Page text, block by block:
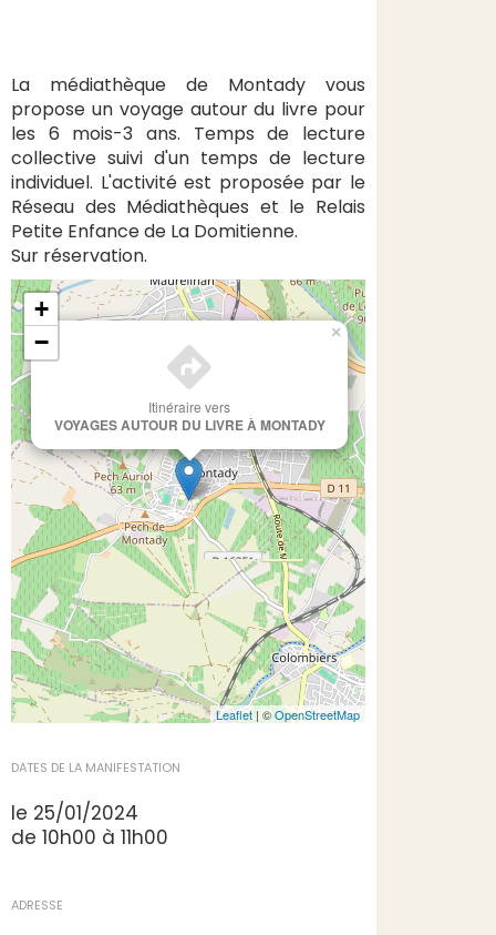
La médiathèque de Montady vous
propose un voyage autour du livre pour
les 6 mois-3 ans. Temps de lecture
collective suivi d'un temps de lecture
individuel. L'activité est proposée par le
Réseau des Médiathèques et le Relais
Petite Enfance de La Domitienne.
Sur réservation.
Itinéraire vers
VOYAGES AUTOUR DU LIVRE À MONTADY
×
+
−
Leaflet | ©OpenStreetMap
DATES DE LA MANIFESTATION
le 25/01/2024
de 10h00 à 11h00
ADRESSE